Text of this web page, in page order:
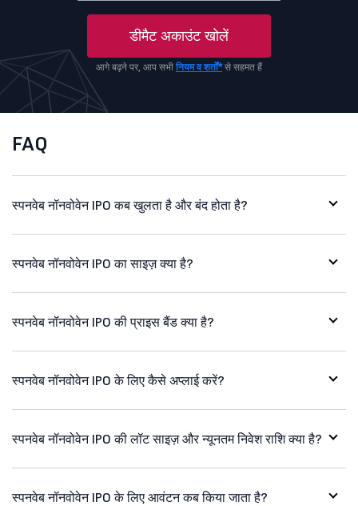
डीमैट अकाउंट खोलें
आगे बढ़ने पर, आप सभी नियम व शर्तों*से सहमत हैं
FAQ
स्पनवेब नॉनवोवेन IPO कब खुलता है और बंद होता है?
स्पनवेब नॉनवोवेन IPO का साइज़ क्या है?
स्पनवेब नॉनवोवेन IPO की प्राइस बैंड क्या है?
स्पनवेब नॉनवोवेन IPO के लिए कैसे अप्लाई करें?
स्पनवेब नॉनवोवेन IPO की लॉट साइज़ और न्यूनतम निवेश राशि क्या है?
स्पनवेब नॉनवोवेन IPO के लिए आवंटन कब किया जाता है?